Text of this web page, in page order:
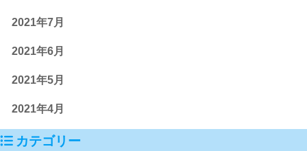
2021年7月
2021年6月
2021年5月
2021年4月
カテゴリー